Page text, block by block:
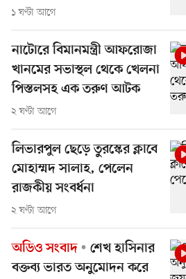
১ ঘণ্টা আগে
নাটোরে বিমানমন্ত্রী আফরোজা
খানমের সভাস্থল থেকে খেলনা
পিস্তলসহ এক তরুণ আটক
২ ঘণ্টা আগে
লিভারপুল ছেড়ে তুরস্কের ক্লাবে
মোহাম্মদ সালাহ, পেলেন
রাজকীয় সংবর্ধনা
২ ঘণ্টা আগে
অডিও সংবাদ
শেখ হাসিনার
বক্তব্য ভারত অনুমোদন করে